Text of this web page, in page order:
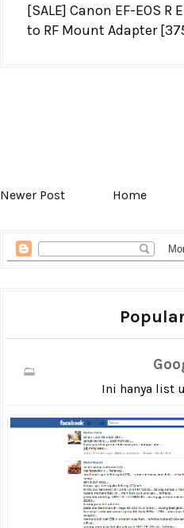
[SALE] Canon EF-EOS R
to RF Mount Adapter
Newer Post Home
Ini hanya list